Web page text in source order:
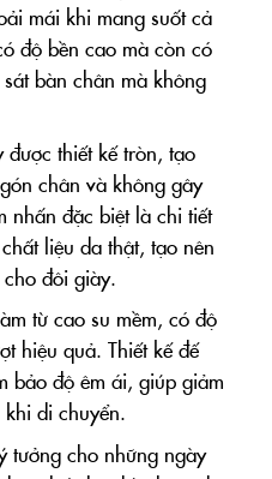
mái khi mang suốt cả
độ bền cao mà còn có
bàn chân mà không
được thiết kế tròn, tạo
chân và không gây
nhấn đặc biệt là chi tiết
liệu da thật, tạo nên
đôi giày.
từ cao su mềm, có độ
hiệu quả. Thiết kế đế
bảo độ êm ái, giúp giảm
di chuyển.
tưởng cho những ngày